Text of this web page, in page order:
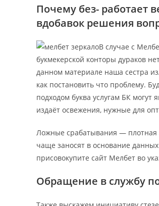
Почему без- работает
вдобавок решения
В случае с
букмекерской конторы дураков
данном материале наша сестра
как постановить что проблему.
подходом буква услугам БК
издаёт освежения, нужные для
Ложные срабатывания — плотная
чаще заносят в основание
присовокупите сайт Мелбет во
Обращение в службу